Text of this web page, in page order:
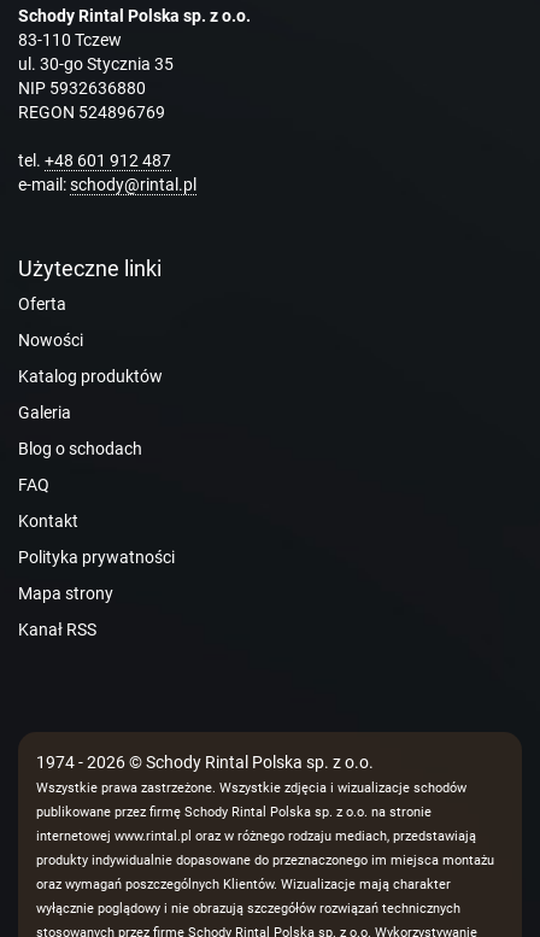
Schody Rintal Polska sp. z o.o.
83-110 Tczew
ul. 30-go Stycznia 35
NIP 5932636880
REGON 524896769
tel. +48 601 912 487
e-mail:schody@rintal.pl
Użyteczne linki
Oferta
Nowości
Katalog produktów
Galeria
Blog o schodach
FAQ
Kontakt
Polityka prywatności
Mapa strony
Kanał RSS
1974 - 2026 © Schody Rintal Polska sp. z o.o.
Wszystkie prawa zastrzeżone. Wszystkie zdjęcia i wizualizacje schodów
publikowane przez firmę Schody Rintal Polska sp. z o.o. na stronie
internetowej www.rintal.pl oraz w różnego rodzaju mediach, przedstawiają
produkty indywidualnie dopasowane do przeznaczonego im miejsca montażu
oraz wymagań poszczególnych Klientów. Wizualizacje mają charakter
wyłącznie poglądowy i nie obrazują szczegółów rozwiązań technicznych
stosowanych przez firmę Schody Rintal Polska sp. z o.o. Wykorzystywanie